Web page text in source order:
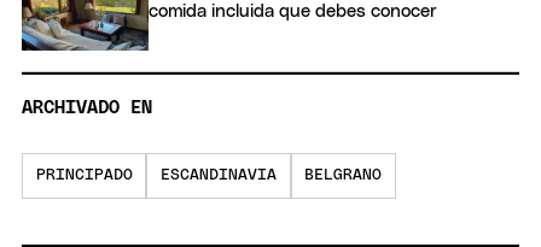
comida incluida que debes conocer
ARCHIVADO EN
PRINCIPADO ESCANDINAVIA BELGRANO